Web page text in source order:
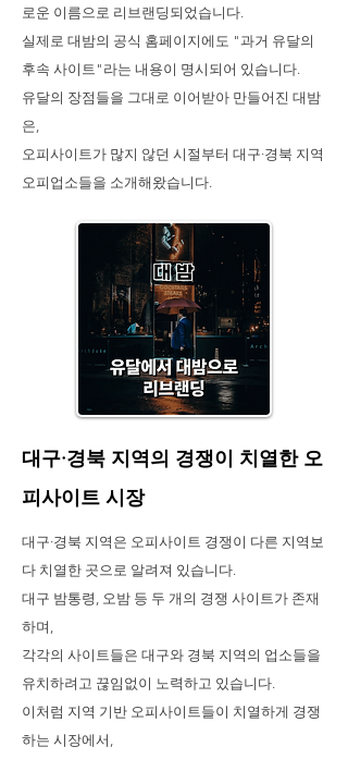
로운 이름으로 리브랜딩되었습니다.
실제로 대밤의 공식 홈페이지에도 "과거 유달의
후속 사이트"라는 내용이 명시되어 있습니다.
유달의 장점들을 그대로 이어받아 만들어진 대밤
은,
오피사이트가 많지 않던 시절부터 대구·경북 지역
오피업소들을 소개해왔습니다.
대구·경북 지역의 경쟁이 치열한 오
피사이트 시장
대구·경북 지역은 오피사이트 경쟁이 다른 지역보
다 치열한 곳으로 알려져 있습니다.
대구 밤통령, 오밤 등 두 개의 경쟁 사이트가 존재
하며,
각각의 사이트들은 대구와 경북 지역의 업소들을
유치하려고 끊임없이 노력하고 있습니다.
이처럼 지역 기반 오피사이트들이 치열하게 경쟁
하는 시장에서,